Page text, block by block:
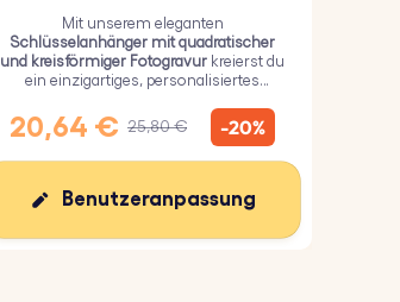
quadratischer und
kreisförmiger Fotogravur
Mit unserem eleganten
Schlüsselanhänger mit quadratischer
und kreisförmiger Fotogravur kreierst du
ein einzigartiges, personalisiertes
Bild auf dem Quadrat und einen Text auf
dem Kreis hinzufügen kannst.
20,64 € 25,80 € -20%
Benutzeranpassung